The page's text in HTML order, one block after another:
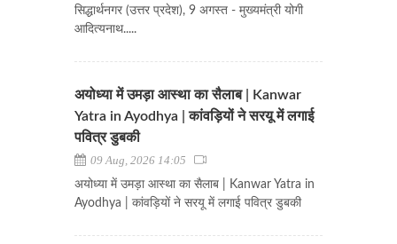
सिद्धार्थनगर (उत्तर प्रदेश), 9 अगस्त - मुख्यमंत्री योगी
आदित्यनाथ.....
अयोध्या में उमड़ा आस्था का सैलाब | Kanwar
Yatra in Ayodhya | कांवड़ियों ने सरयू में लगाई
पवित्र डुबकी
09 Aug, 2026 14:05
अयोध्या में उमड़ा आस्था का सैलाब | Kanwar Yatra in
Ayodhya | कांवड़ियों ने सरयू में लगाई पवित्र डुबकी